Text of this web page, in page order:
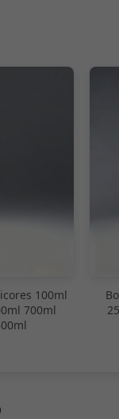
100ml
700ml